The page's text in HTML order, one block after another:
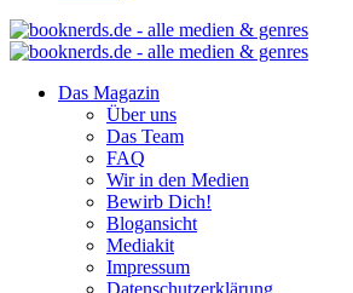
Das Magazin
Über uns
Das Team
FAQ
Wir in den Medien
Bewirb Dich!
Blogansicht
Mediakit
Impressum
Datenschutzerklärung